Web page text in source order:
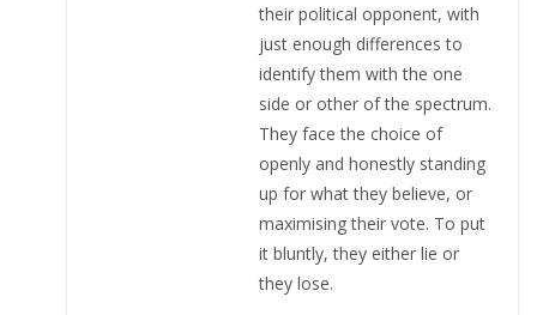
their political opponent, with
just enough differences to
identify them with the one
side or other of the spectrum.
They face the choice of
openly and honestly standing
up for what they believe, or
maximising their vote. To put
it bluntly, they either lie or
they lose.